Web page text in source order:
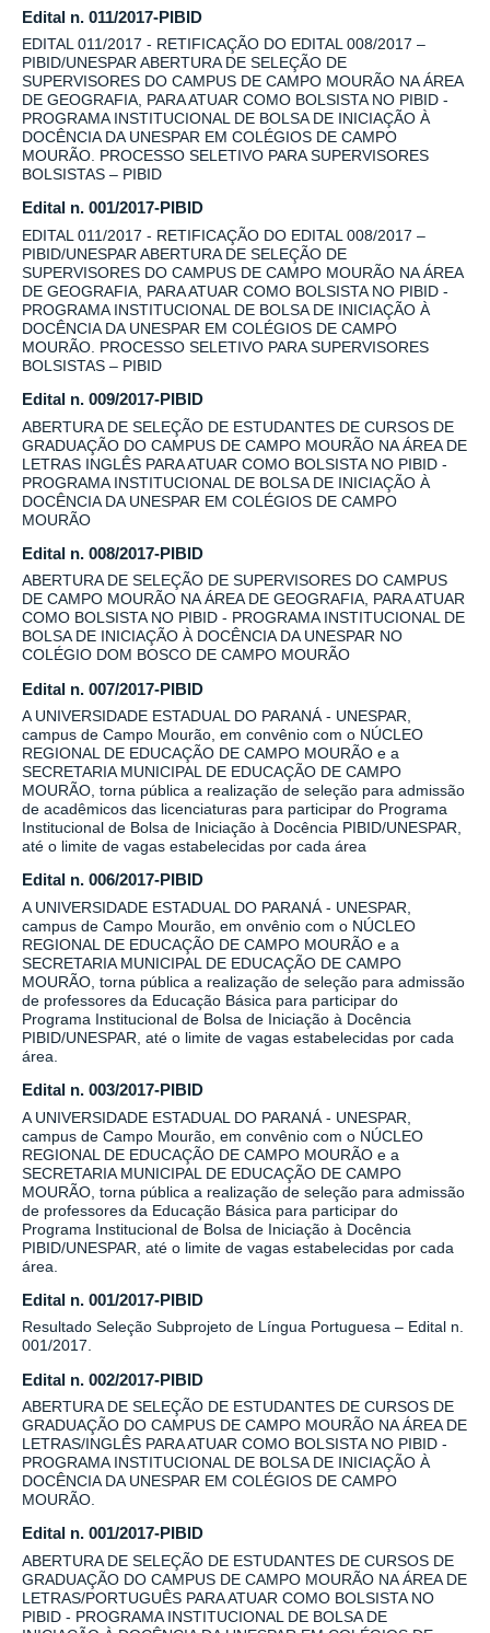
Edital n. 011/2017-PIBID
EDITAL 011/2017 - RETIFICAÇÃO DO EDITAL 008/2017 –
PIBID/UNESPAR ABERTURA DE SELEÇÃO DE
SUPERVISORES DO CAMPUS DE CAMPO MOURÃO NA ÁREA
DE GEOGRAFIA, PARA ATUAR COMO BOLSISTA NO PIBID -
PROGRAMA INSTITUCIONAL DE BOLSA DE INICIAÇÃO À
DOCÊNCIA DA UNESPAR EM COLÉGIOS DE CAMPO
MOURÃO. PROCESSO SELETIVO PARA SUPERVISORES
BOLSISTAS – PIBID
Edital n. 001/2017-PIBID
EDITAL 011/2017 - RETIFICAÇÃO DO EDITAL 008/2017 –
PIBID/UNESPAR ABERTURA DE SELEÇÃO DE
SUPERVISORES DO CAMPUS DE CAMPO MOURÃO NA ÁREA
DE GEOGRAFIA, PARA ATUAR COMO BOLSISTA NO PIBID -
PROGRAMA INSTITUCIONAL DE BOLSA DE INICIAÇÃO À
DOCÊNCIA DA UNESPAR EM COLÉGIOS DE CAMPO
MOURÃO. PROCESSO SELETIVO PARA SUPERVISORES
BOLSISTAS – PIBID
Edital n. 009/2017-PIBID
ABERTURA DE SELEÇÃO DE ESTUDANTES DE CURSOS DE
GRADUAÇÃO DO CAMPUS DE CAMPO MOURÃO NA ÁREA DE
LETRAS INGLÊS PARA ATUAR COMO BOLSISTA NO PIBID -
PROGRAMA INSTITUCIONAL DE BOLSA DE INICIAÇÃO À
DOCÊNCIA DA UNESPAR EM COLÉGIOS DE CAMPO
MOURÃO
Edital n. 008/2017-PIBID
ABERTURA DE SELEÇÃO DE SUPERVISORES DO CAMPUS
DE CAMPO MOURÃO NA ÁREA DE GEOGRAFIA, PARA ATUAR
COMO BOLSISTA NO PIBID - PROGRAMA INSTITUCIONAL DE
BOLSA DE INICIAÇÃO À DOCÊNCIA DA UNESPAR NO
COLÉGIO DOM BOSCO DE CAMPO MOURÃO
Edital n. 007/2017-PIBID
A UNIVERSIDADE ESTADUAL DO PARANÁ - UNESPAR,
campus de Campo Mourão, em convênio com o NÚCLEO
REGIONAL DE EDUCAÇÃO DE CAMPO MOURÃO e a
SECRETARIA MUNICIPAL DE EDUCAÇÃO DE CAMPO
MOURÃO, torna pública a realização de seleção para admissão
de acadêmicos das licenciaturas para participar do Programa
Institucional de Bolsa de Iniciação à Docência PIBID/UNESPAR,
até o limite de vagas estabelecidas por cada área
Edital n. 006/2017-PIBID
A UNIVERSIDADE ESTADUAL DO PARANÁ - UNESPAR,
campus de Campo Mourão, em onvênio com o NÚCLEO
REGIONAL DE EDUCAÇÃO DE CAMPO MOURÃO e a
SECRETARIA MUNICIPAL DE EDUCAÇÃO DE CAMPO
MOURÃO, torna pública a realização de seleção para admissão
de professores da Educação Básica para participar do
Programa Institucional de Bolsa de Iniciação à Docência
PIBID/UNESPAR, até o limite de vagas estabelecidas por cada
área.
Edital n. 003/2017-PIBID
A UNIVERSIDADE ESTADUAL DO PARANÁ - UNESPAR,
campus de Campo Mourão, em convênio com o NÚCLEO
REGIONAL DE EDUCAÇÃO DE CAMPO MOURÃO e a
SECRETARIA MUNICIPAL DE EDUCAÇÃO DE CAMPO
MOURÃO, torna pública a realização de seleção para admissão
de professores da Educação Básica para participar do
Programa Institucional de Bolsa de Iniciação à Docência
PIBID/UNESPAR, até o limite de vagas estabelecidas por cada
área.
Edital n. 001/2017-PIBID
Resultado Seleção Subprojeto de Língua Portuguesa – Edital n.
001/2017.
Edital n. 002/2017-PIBID
ABERTURA DE SELEÇÃO DE ESTUDANTES DE CURSOS DE
GRADUAÇÃO DO CAMPUS DE CAMPO MOURÃO NA ÁREA DE
LETRAS/INGLÊS PARA ATUAR COMO BOLSISTA NO PIBID -
PROGRAMA INSTITUCIONAL DE BOLSA DE INICIAÇÃO À
DOCÊNCIA DA UNESPAR EM COLÉGIOS DE CAMPO
MOURÃO.
Edital n. 001/2017-PIBID
ABERTURA DE SELEÇÃO DE ESTUDANTES DE CURSOS DE
GRADUAÇÃO DO CAMPUS DE CAMPO MOURÃO NA ÁREA DE
LETRAS/PORTUGUÊS PARA ATUAR COMO BOLSISTA NO
PIBID - PROGRAMA INSTITUCIONAL DE BOLSA DE